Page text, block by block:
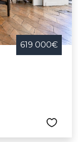
619 000€